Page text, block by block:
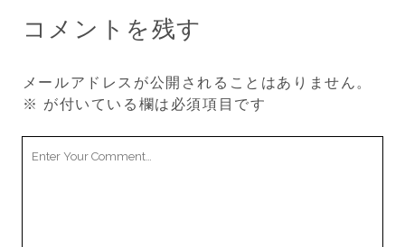
コメントを残す
メールアドレスが公開されることはありません。
※ が付いている欄は必須項目です